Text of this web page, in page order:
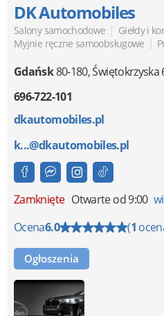
DK Automobiles
Salony samochodowe | Giełdy i
Myjnie ręczne samoobsługowe |
Gdańsk80-180,Świętokrzyska
696-722-101
dkautomobiles.pl
k...@dkautomobiles.pl
Zamknięte Otwarte od 9:00
Ocena6.0 (1
Ogłoszenia